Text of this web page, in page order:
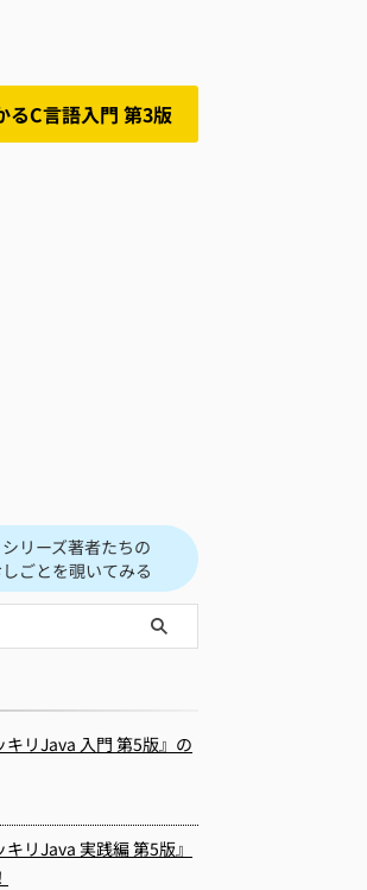
るC言語入門 第3版
リーズ著者たちの
ごとを覗いてみる
リJava 入門 第5版』の
リJava 実践編 第5版』